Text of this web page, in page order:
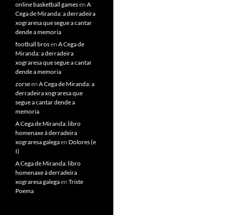
online basketball gamesen A
Cega de Miranda: a derradeira
xograresa que segue a cantar
dende a memoria
football brosen A Cega de
Miranda: a derradeira
xograresa que segue a cantar
dende a memoria
zorseen A Cega de Miranda: a
derradeira xograresa que
segue a cantar dende a
memoria
A Cega de Miranda: libro
homenaxe á derradeira
xograresa galegaen Dolores (e
I)
A Cega de Miranda: libro
homenaxe á derradeira
xograresa galegaen Triste
Poema